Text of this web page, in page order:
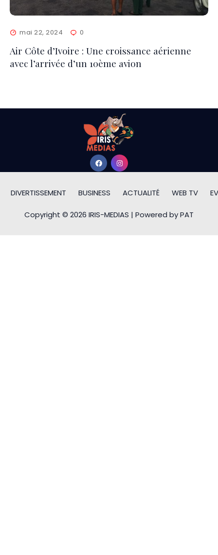
mai 22, 2024 0
Air Côte d’Ivoire : Une croissance aérienne
avec l’arrivée d’un 10ème avion
DIVERTISSEMENT BUSINESS ACTUALITÉ WEB TV
Copyright © 2026 IRIS-MEDIAS | Powered by PAT